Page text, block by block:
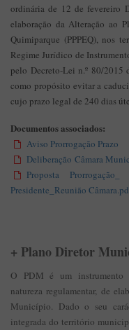
ordinária de 12 de fevereiro
elaboração da Alteração ao
Quimiparque (PPPEQ), nos
Regime Jurídico de
pelo Decreto-Lei n.º 80/2015
como propósito evitar a
cujo prazo legal de 240 dias
Documentos associados:
Aviso Prorrogação Prazo
Deliberação Câmara
Proposta
Presidente_Reunião
+ Plano Diretor
O PDM é um instrumento
natureza regulamentar, de
Município. Dado o seu
integrada do território